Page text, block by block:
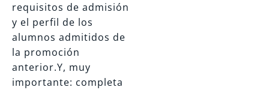
requisitos de admisión
y el perfil de los
alumnos admitidos de
la promoción
anterior.Y, muy
importante: completa